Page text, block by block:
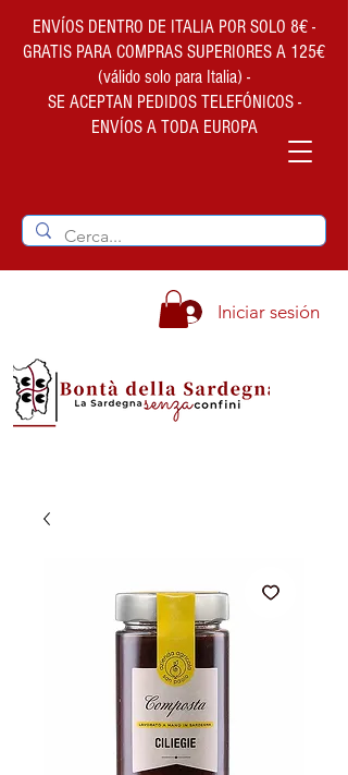
ENVÍOS DENTRO DE ITALIA POR SOLO 8€ -
GRATIS PARA COMPRAS SUPERIORES A 125€
(válido solo para Italia) -
SE ACEPTAN PEDIDOS TELEFÓNICOS -
ENVÍOS A TODA EUROPA
Iniciar sesión